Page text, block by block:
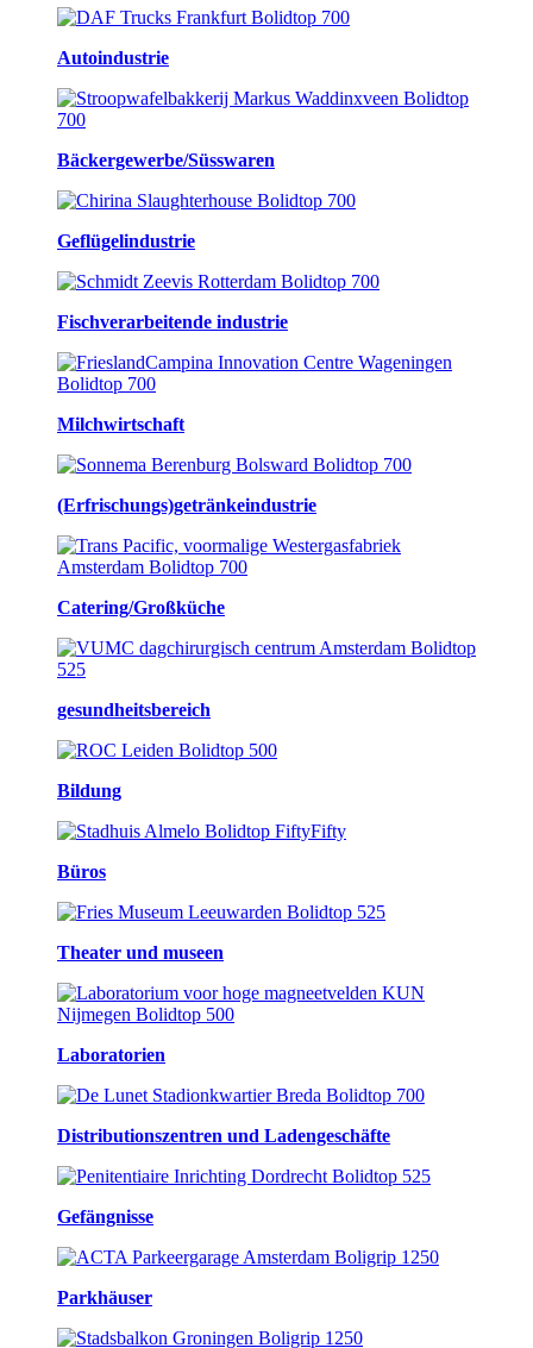
Autoindustrie
Bäckergewerbe/Süsswaren
Geflügelindustrie
Fischverarbeitende industrie
Milchwirtschaft
(Erfrischungs)getränkeindustrie
Catering/Großküche
gesundheitsbereich
Bildung
Büros
Theater und museen
Laboratorien
Distributionszentren und Ladengeschäfte
Gefängnisse
Parkhäuser